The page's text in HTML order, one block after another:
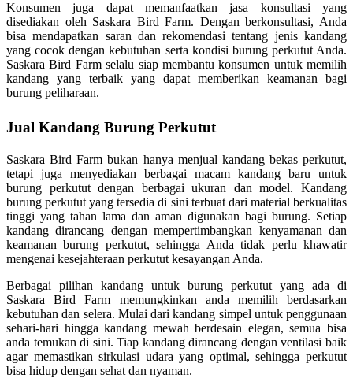
Konsumen juga dapat memanfaatkan jasa konsultasi yang
disediakan oleh Saskara Bird Farm. Dengan berkonsultasi, Anda
bisa mendapatkan saran dan rekomendasi tentang jenis kandang
yang cocok dengan kebutuhan serta kondisi burung perkutut Anda.
Saskara Bird Farm selalu siap membantu konsumen untuk memilih
kandang yang terbaik yang dapat memberikan keamanan bagi
burung peliharaan.
Jual Kandang Burung Perkutut
Saskara Bird Farm bukan hanya menjual kandang bekas perkutut,
tetapi juga menyediakan berbagai macam kandang baru untuk
burung perkutut dengan berbagai ukuran dan model. Kandang
burung perkutut yang tersedia di sini terbuat dari material berkualitas
tinggi yang tahan lama dan aman digunakan bagi burung. Setiap
kandang dirancang dengan mempertimbangkan kenyamanan dan
keamanan burung perkutut, sehingga Anda tidak perlu khawatir
mengenai kesejahteraan perkutut kesayangan Anda.
Berbagai pilihan kandang untuk burung perkutut yang ada di
Saskara Bird Farm memungkinkan anda memilih berdasarkan
kebutuhan dan selera. Mulai dari kandang simpel untuk penggunaan
sehari-hari hingga kandang mewah berdesain elegan, semua bisa
anda temukan di sini. Tiap kandang dirancang dengan ventilasi baik
agar memastikan sirkulasi udara yang optimal, sehingga perkutut
bisa hidup dengan sehat dan nyaman.